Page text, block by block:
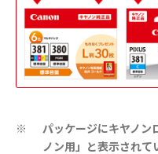
※
パッケージにキヤノン
ノン用」と表示されて